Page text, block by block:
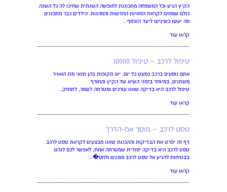
הקיץ הגיע וכל המשפחה מתכוננת לחופשה השנתית שחיכו לה כל השנה.
כולם שמחים לקראת החוויות החדשות והמהנות. הילדים כבר מתכננים
מה יעשו כשיגיעו ליעד הנכסף...
קראו עוד
טיפול לרכב – טיפול 10000
אתם נוסעים ברכב כמעט כל יום. יש תקופות בהן תנאי מזג האוויר
משתנים, במיוחד בזמני השיא של הקיץ והחורף.
טיפול לרכב היא בדיקה שאנו עורכים ומטרתה לשמר, לתחזק...
קראו עוד
טסט לרכב – מוסך אמ-הדרך
דף זה יפרט את הבדיקות וההכנות שאנו מבצעים לקראת טסט לרכב.
טסט לרכב היא בדיקה יסודית שמטרתה אחת, לאפשר לכם לנהוג
בבטיחות להגיע אל טסט לרכב מוכנים ולחס�...
קראו עוד